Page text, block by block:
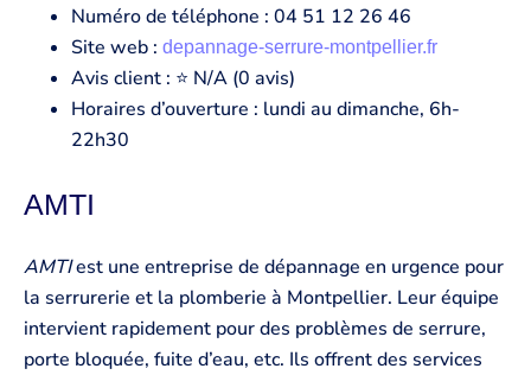
Numéro de téléphone : 04 51 12 26 46
Site web : depannage-serrure-montpellier.fr
Avis client : ⭐ N/A (0 avis)
Horaires d’ouverture : lundi au dimanche, 6h-
22h30
AMTI
AMTIest une entreprise de dépannage en urgence pour
la serrurerie et la plomberie à Montpellier. Leur équipe
intervient rapidement pour des problèmes de serrure,
porte bloquée, fuite d’eau, etc. Ils offrent des services